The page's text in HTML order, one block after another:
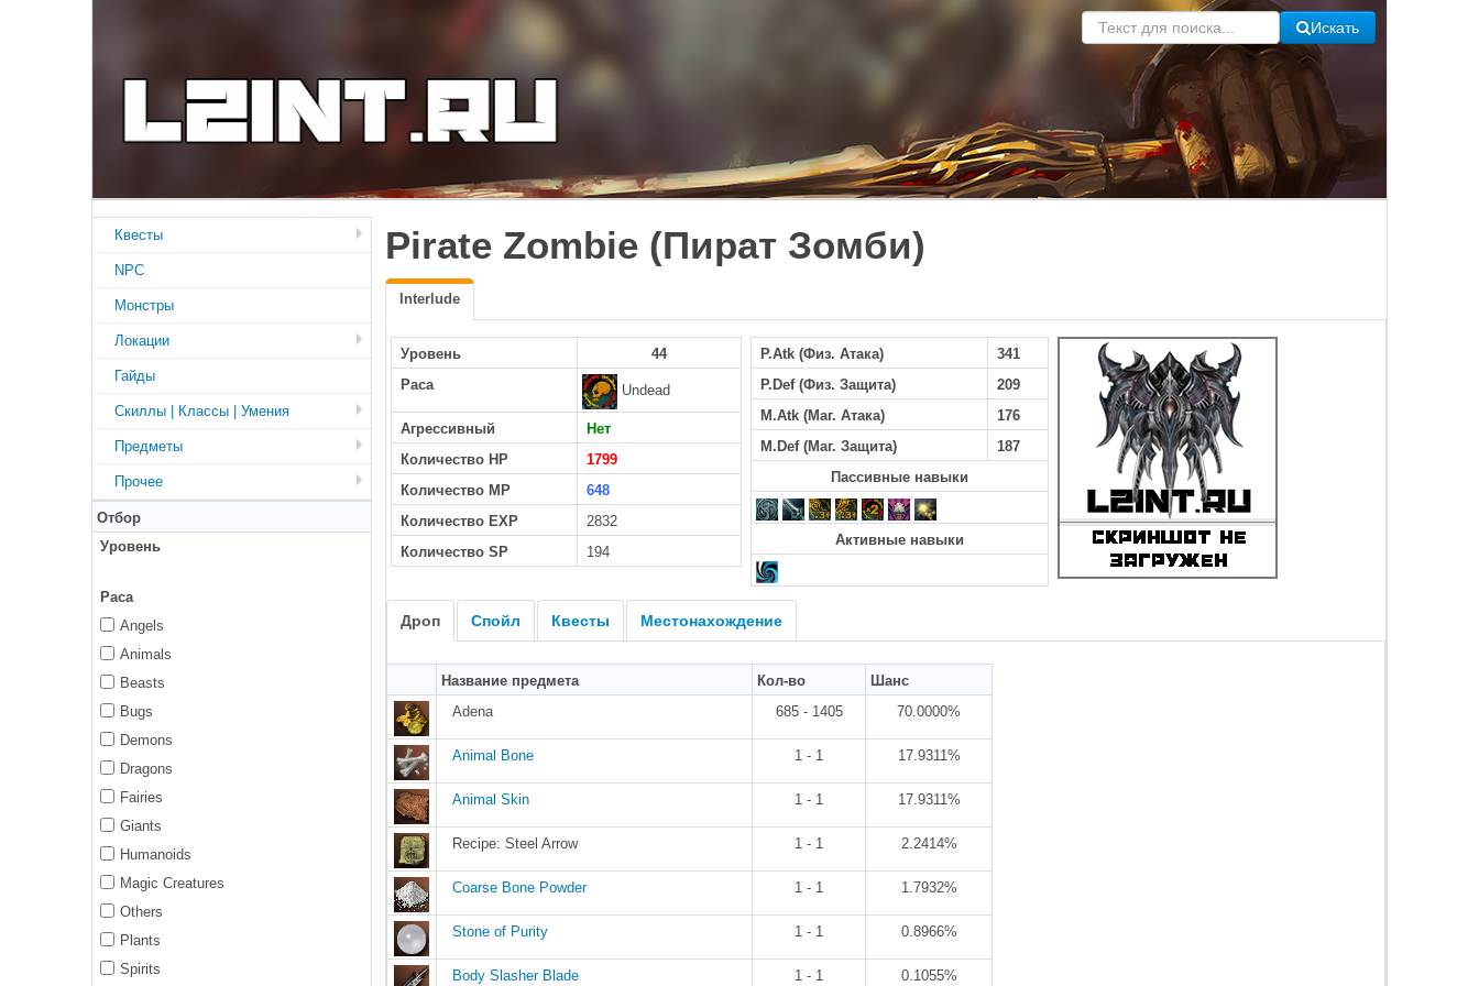
Искать
Pirate Zombie (Пират Зомби)
Interlude
Уровень
44
Раса
Undead
Агрессивный
Нет
Количество HP
1799
Количество MP
648
Количество EXP
2832
Количество SP
194
P.Atk (Физ. Атака)
341
P.Def (Физ. Защита)
209
M.Atk (Маг. Атака)
176
M.Def (Маг. Защита)
187
Пассивные навыки
Активные навыки
Дроп Спойл Квесты Местонахождение
Название предмета Кол-во
Шанс
Adena
685 - 1405 70.0000%
Animal Bone 1 - 1 17.9311%
Animal Skin 1 - 1 17.9311%
Recipe: Steel Arrow 1 - 1 2.2414%
Coarse Bone Powder 1 - 1 1.7932%
Stone of Purity 1 - 1 0.8966%
Body Slasher Blade 1 - 1 0.1055%
Квесты
NPC
Монстры
Локации
Гайды
Скиллы | Классы | Умения
Предметы
Прочее
Отбор
Уровень
Раса
Angels
Animals
Beasts
Bugs
Demons
Dragons
Fairies
Giants
Humanoids
Magic Creatures
Others
Plants
Spirits